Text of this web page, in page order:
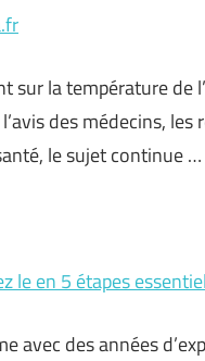
sur la température de
des médecins,
le sujet continue …
le en 5 étapes
avec des années